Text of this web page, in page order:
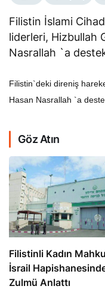
Filistin İslami
liderleri, Hizbullah
Nasrallah `a
Filistin`deki direniş
Hasan Nasrallah `a
Göz Atın
Filistinli Kadın
İsrail
Zulmü Anlattı